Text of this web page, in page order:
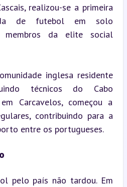
realizou-se a primeira
de futebol em solo
membros da elite social
inglesa residente
técnicos do Cabo
Carcavelos, começou a
contribuindo para a
entre os portugueses.
pelo país não tardou. Em